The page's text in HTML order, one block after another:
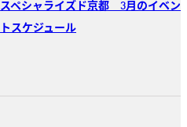
スペシャライズド京都 3月のイベン
トスケジュール